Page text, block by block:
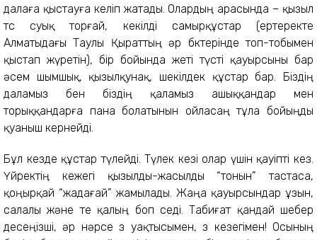
далаға қыстауға келіп жатады. Олардың арасында – қызыл
төс суық торғай, кекілді самырқұстар (ертеректе
Алматыдағы Таулы Қыраттың әр бөктерінде топ-тобымен
қыстап жүретін), бір бойында жеті түсті қауырсыны бар
әсем шымшық, қызылқунақ, шекілдек құстар бар. Біздің
даламыз бен біздің қаламыз ашыққандар мен
торыққандарға пана болатынын ойласаң тұла бойыңды
қуаныш кернейді.
Бұл кезде құстар түлейді. Түлек кезі олар үшін қауіпті кез.
Үйректің кежегі қызылды-жасылды “тонын” тастаса,
қоңырқай “жадағай” жамылады. Жаңа қауырсындар ұзын,
салалы және өте қалың боп өседі. Табиғат қандай шебер
десеңізші, әр нәрсе өз уақтысымен, өз кезегімен! Осының